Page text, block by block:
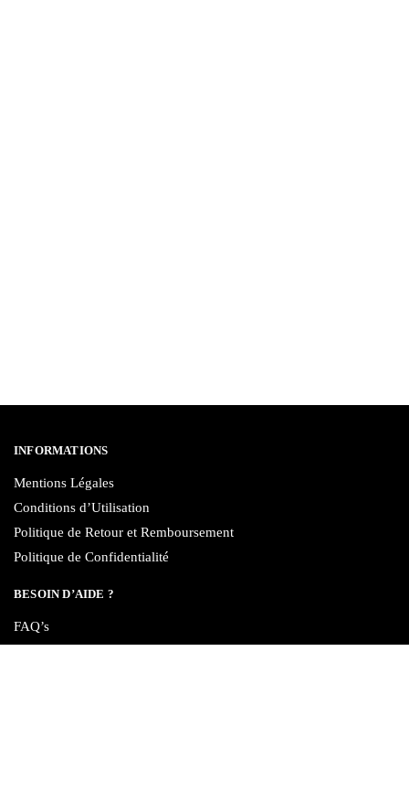
INFORMATIONS
Mentions Légales
Conditions d’Utilisation
Politique de Retour et Remboursement
Politique de Confidentialité
BESOIN D’AIDE ?
FAQ’s